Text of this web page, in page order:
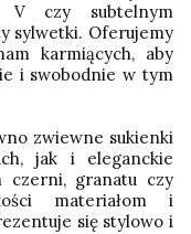
czy subtelnym
sylwetki. Oferujemy
karmiących, aby
i swobodnie w tym
zwiewne sukienki
jak i eleganckie
czerni, granatu czy
materiałom i
się stylowo i